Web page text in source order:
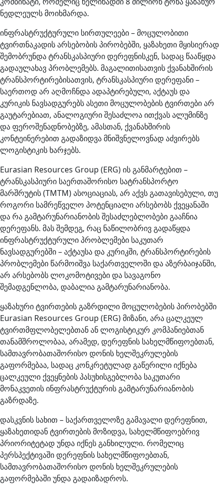
ნედლეულს მოიხმარდა.
ინფრასტრუქტურული სირთულეები – მოცულობითი
ტვირთნაკადის არსებობის პირობებში, ყაზახეთი მყისიერად
შემობრუნდა ტრანსკასპიური დერეფნისკენ, სადაც წააწყდა
გადაულახავ პრობლემებს. მაგალითისათვის ქვანახშირის
ტრანსპორტირებისათვის, ტრანსკასპიური დერეფანი –
საერთოდ არ აღმოჩნდა ადაპტირებული, აქტაუს და
კურიკის ნავსადგურებს ასეთი მოცულობების ტვირთები არ
გაუტარებიათ, ანალოგიური შესაძლოა ითქვას ალუმინზე
და ფეროშენადნობებზე, ამასთან, ქვანახშირის
კონტეინერებით გადაზიდვა მნიშვნელოვნად აძვირებს
ლოგისტიკის ხარჯებს.
Eurasian Resources Group (ERG) ის განმარტებით –
ტრანსკასპიური საერთაშორისო სატრანსპორტო
მარშრუტის (ТМТМ) ასოციაციას, არ აქვს გათავისებული, თუ
როგორი სამრეწველო პოტენციალი არსებობს ქვეყანაში
და რა გამტარუნარიანობის შესაძლებლობები გააჩნია
დერეფანს. მას შემდეგ, რაც ნაწილობრივ გადაწყდა
ინფრასტრუქტურული პრობლემები საკუთარ
ნავსადგურებში – აქტაუსა და კურიკში, ტრანსპორტირების
პრობლემები წარმოიშვა საქართველოში და აზერბაიჯანში,
არ არსებობს ლოკომოტივები და სავაგონო
შემადგენლობა, დაბალია გამტარუნარიანობა.
ყაზახური ტვირთების გაზრდილი მოცულობების პირობებში
Eurasian Resources Group (ERG) მიზანი, არა ცალკეულ
ტვირთმფლობელებთან ან ლოგისტიკურ კომპანიებთან
თანამშროლობაა, არამედ, დერეფნის სახელმწიფოებთან,
სამთავრობათაშორისო დონის ხელშეკრულების
გაფორმებაა, სადაც კონკრეტულად გაწერილი იქნება
ცალკეული ქვეყნების პასუხისგებლობა საკუთარი
მონაკვეთის ინფრასტრუქტურის გამტარუნარიანობის
გაზრდაზე.
დასკვნის სახით – საქართველოზე გამავალი დერეფნით,
ყაზახეთიდან ტვირთების მოზიდვა, სახელმწიფოებრივ
პრიორიტეტად უნდა იქნეს განხილული. რომელიც
პერსპექტივაში დერეფნის სახელმწიფოებთან,
სამთავრობათაშორისო დონის ხელშეკრულების
გაფორმებაში უნდა გადაიზადროს.